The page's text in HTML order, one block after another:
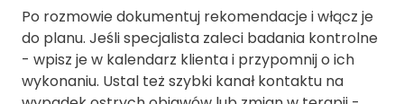
Po rozmowie dokumentuj rekomendacje i włącz je
do planu. Jeśli specjalista zaleci badania kontrolne
- wpisz je w kalendarz klienta i przypomnij o ich
wykonaniu. Ustal też szybki kanał kontaktu na